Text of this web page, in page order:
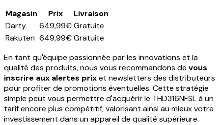
Magasin
Prix
Livraison
Darty
649,99€Gratuite
Rakuten 649,99€Gratuite
En tant qu'équipe passionnée par les innovations et la
qualité des produits, nous vous recommandons de vous
inscrire aux alertes prixet newsletters des distributeurs
pour profiter de promotions éventuelles. Cette stratégie
simple peut vous permettre d'acquérir le THD316NFSL à un
tarif encore plus compétitif, valorisant ainsi au mieux votre
investissement dans un appareil de qualité supérieure.